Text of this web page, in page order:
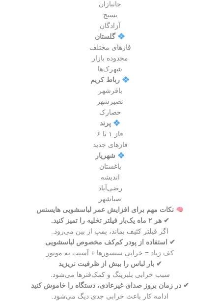
جانبازان
بسیج
آزادگان
گلستان
فازهای مختلف
محدوده بازار
شهرک‌ها
رباط کریم
باقرشهر
نصیرشهر
حصارک
پرند
فاز ۱ تا ۶
فازهای جدید
شهریار
باغستان
اندیشه
رضی‌آباد
صباشهر
نکات مهم برای افزایش عمر لباسشویی هایسنس
✔ هر ۲ ماه یک‌بار فیلتر تخلیه را تمیز کنید.
اگر فیلتر کثیف بماند، پمپ از بین می‌رود.
✔ استفاده از پودر کم‌کف مخصوص لباسشویی
کف زیاد = خرابی سنسورها + آسیب به موتور
✔ بار لباس را بیش از ظرفیت نریزید
سبب خرابی بلبرینگ و کمک‌فنرها می‌شود.
✔ در زمان بروز صدای غیرعادی، دستگاه را خاموش کنید
ادامه کار باعث خرابی جدی دیگ می‌شود.